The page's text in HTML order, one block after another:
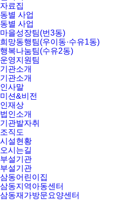
자료집
동별 사업
동별 사업
마을성장팀(번3동)
희망동행팀(우이동·수유1동)
행복나눔팀(수유2동)
운영지원팀
기관소개
기관소개
인사말
미션&비전
인재상
법인소개
기관발자취
조직도
시설현황
오시는길
부설기관
부설기관
삼동어린이집
삼동지역아동센터
삼동재가방문요양센터